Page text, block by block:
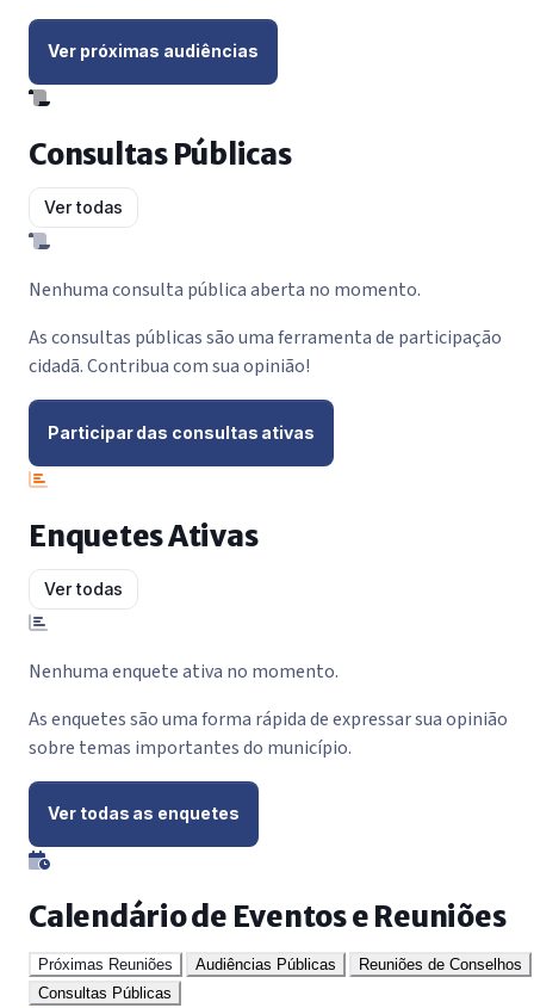
Ver próximas audiências
Consultas Públicas
Ver todas
Nenhuma consulta pública aberta no momento.
As consultas públicas são uma ferramenta de participação
cidadã. Contribua com sua opinião!
Participar das consultas ativas
Enquetes Ativas
Ver todas
Nenhuma enquete ativa no momento.
As enquetes são uma forma rápida de expressar sua opinião
sobre temas importantes do município.
Ver todas as enquetes
Calendário de Eventos e Reuniões
Próximas Reuniões Audiências Públicas
Reuniões de Conselhos
Consultas Públicas